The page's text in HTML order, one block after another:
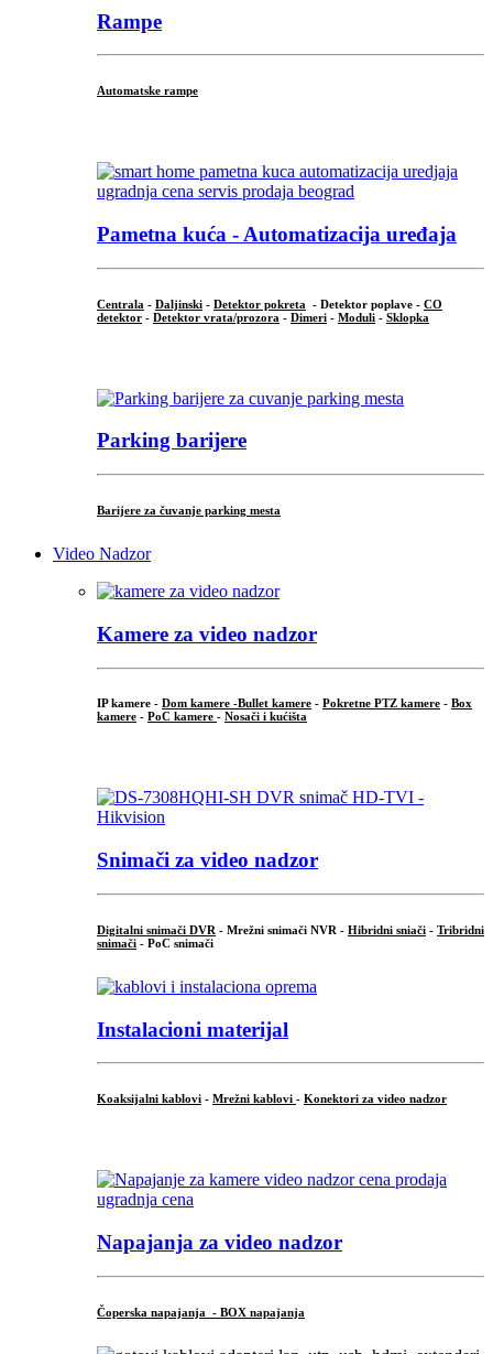
Rampe
Automatske rampe
Pametna kuća - Automatizacija uređaja
Centrala - Daljinski - Detektor pokreta - Detektor poplave - CO
detektor - Detektor vrata/prozora - Dimeri - Moduli - Sklopka
Parking barijere
Barijere za čuvanje parking mesta
Video Nadzor
Kamere za video nadzor
IP kamere - Dom kamere -Bullet kamere - Pokretne PTZ kamere - Box
kamere - PoC kamere - Nosači i kućišta
Snimači za video nadzor
Digitalni snimači DVR - Mrežni snimači NVR - Hibridni sniači - Tribridni
snimači - PoC snimači
Instalacioni materijal
Koaksijalni kablovi - Mrežni kablovi - Konektori za video nadzor
Napajanja za video nadzor
Čoperska napajanja - BOX napajanja